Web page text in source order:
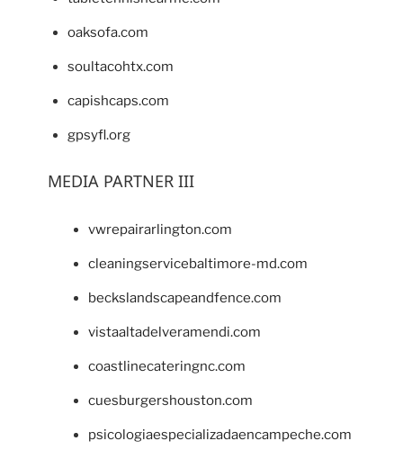
oaksofa.com
soultacohtx.com
capishcaps.com
gpsyfl.org
MEDIA PARTNER III
vwrepairarlington.com
cleaningservicebaltimore-md.com
beckslandscapeandfence.com
vistaaltadelveramendi.com
coastlinecateringnc.com
cuesburgershouston.com
psicologiaespecializadaencampeche.com